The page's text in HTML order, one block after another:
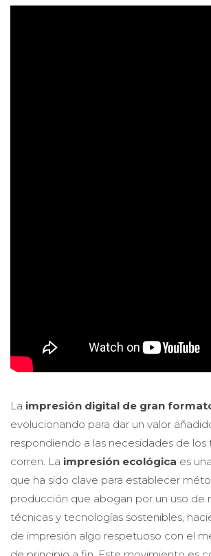
La impresión digital de gran
evolucionando para dar un valor
respondiendo a las necesidades de
corren. La impresión ecológica es
que ha sido clave para establecer
producción que abogan por un uso de
técnicas y tecnologías sostenibles,
de impresión algo respetuoso con el